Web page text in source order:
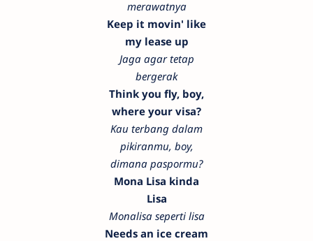
merawatnya
Keep it movin' like
my lease up
Jaga agar tetap
bergerak
Think you fly, boy,
where your visa?
Kau terbang dalam
pikiranmu, boy,
dimana paspormu?
Mona Lisa kinda
Lisa
Monalisa seperti lisa
Needs an ice cream